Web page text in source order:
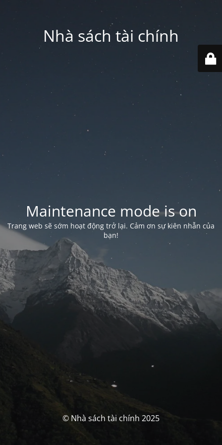
Nhà sách tài chính
Maintenance mode is on
Trang web sẽ sớm hoạt động trở lại. Cảm ơn sự kiên nhẫn của
bạn!
© Nhà sách tài chính 2025